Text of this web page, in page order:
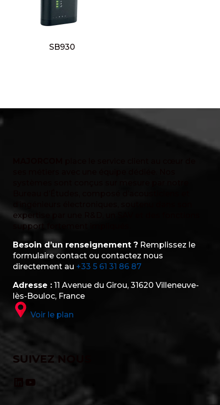
SB930
expertise par une R&D, un SAV et des fonctions
support fortement impliqués.
Besoin d’un renseignement ? Remplissez le
formulaire contact ou contactez nous
directement au +33 5 61 31 86 87
Adresse : 11 Avenue du Girou, 31620 Villeneuve-
lès-Bouloc, France
Voir le plan
SUIVEZ NOUS
YouTube